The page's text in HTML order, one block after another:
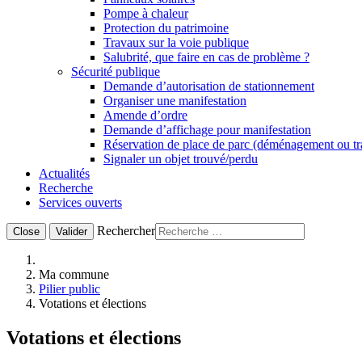
Pompe à chaleur
Protection du patrimoine
Travaux sur la voie publique
Salubrité, que faire en cas de problème ?
Sécurité publique
Demande d’autorisation de stationnement
Organiser une manifestation
Amende d’ordre
Demande d’affichage pour manifestation
Réservation de place de parc (déménagement ou
Signaler un objet trouvé/perdu
Actualités
Recherche
Services ouverts
Close Valider Rechercher
Ma commune
Pilier public
Votations et élections
Votations et élections